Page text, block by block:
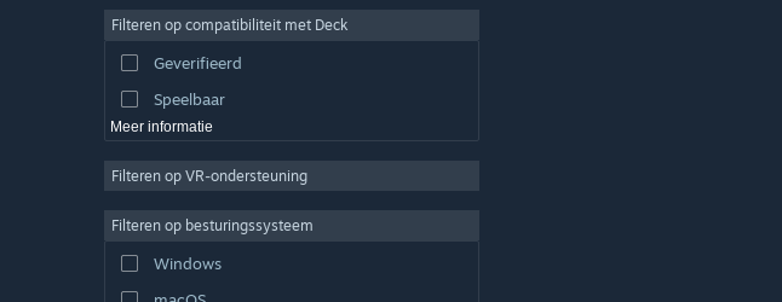
Videoproductie
Fotobewerking
Filteren op compatibiliteit met Deck
Geverifieerd
Speelbaar
Meer informatie
Filteren op VR-ondersteuning
Filteren op besturingssysteem
Windows